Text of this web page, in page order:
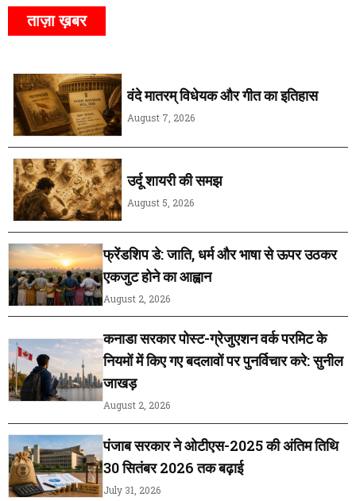
ताज़ा ख़बर
वंदे मातरम् विधेयक और गीत का इतिहास
August 7, 2026
उर्दू शायरी की समझ
August 5, 2026
फ्रेंडशिप डे: जाति, धर्म और भाषा से ऊपर उठकर
एकजुट होने का आह्वान
August 2, 2026
कनाडा सरकार पोस्ट-ग्रेजुएशन वर्क परमिट के
नियमों में किए गए बदलावों पर पुनर्विचार करे: सुनील
जाखड़
August 2, 2026
पंजाब सरकार ने ओटीएस-2025 की अंतिम तिथि
30 सितंबर 2026 तक बढ़ाई
July 31, 2026